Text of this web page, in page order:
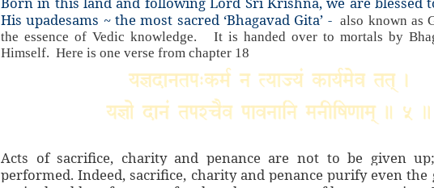
His upadesams ~ the most sacred ‘Bhagavad Gita’ - also known as
the essence of Vedic knowledge. It is handed over to mortals by
Himself. Here is one verse from chapter 18
Acts of sacrifice, charity and penance are not to be given
performed. Indeed, sacrifice, charity and penance purify even the